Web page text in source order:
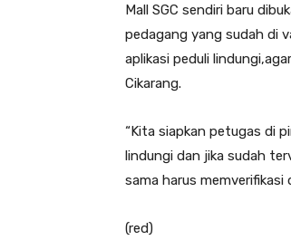
Mall SGC sendiri baru
pedagang yang sudah di
aplikasi peduli
Cikarang.
“Kita siapkan petugas di
lindungi dan jika sudah
sama harus memverifikasi
(red)